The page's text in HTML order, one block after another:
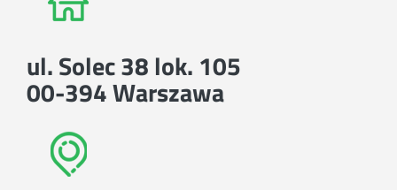
ul. Solec 38 lok. 105
00-394 Warszawa